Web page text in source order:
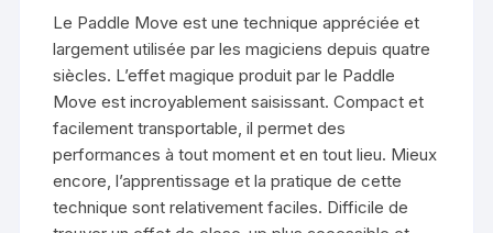
Le Paddle Move est une technique appréciée et
largement utilisée par les magiciens depuis quatre
siècles. L’effet magique produit par le Paddle
Move est incroyablement saisissant. Compact et
facilement transportable, il permet des
performances à tout moment et en tout lieu. Mieux
encore, l’apprentissage et la pratique de cette
technique sont relativement faciles. Difficile de